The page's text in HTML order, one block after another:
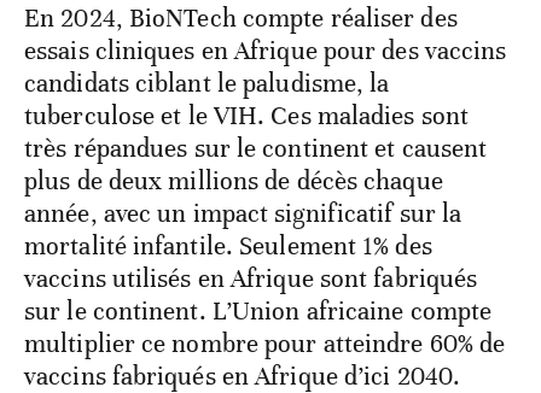
En 2024, BioNTech compte réaliser des
essais cliniques en Afrique pour des vaccins
candidats ciblant le paludisme, la
tuberculose et le VIH. Ces maladies sont
très répandues sur le continent et causent
plus de deux millions de décès chaque
année, avec un impact significatif sur la
mortalité infantile. Seulement 1% des
vaccins utilisés en Afrique sont fabriqués
sur le continent. L’Union africaine compte
multiplier ce nombre pour atteindre 60% de
vaccins fabriqués en Afrique d’ici 2040.